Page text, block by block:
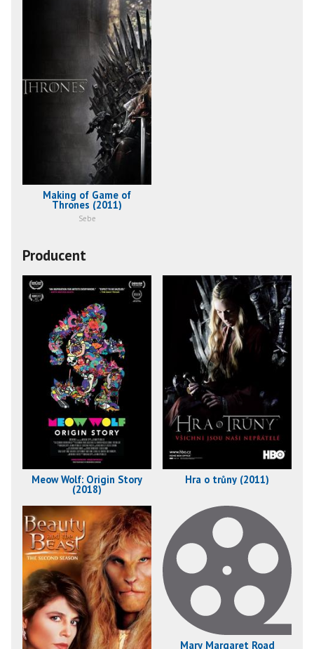
Making of Game of
Thrones (2011)
Sebe
Producent
Meow Wolf: Origin Story
(2018)
Hra o trůny (2011)
Mary Margaret Road